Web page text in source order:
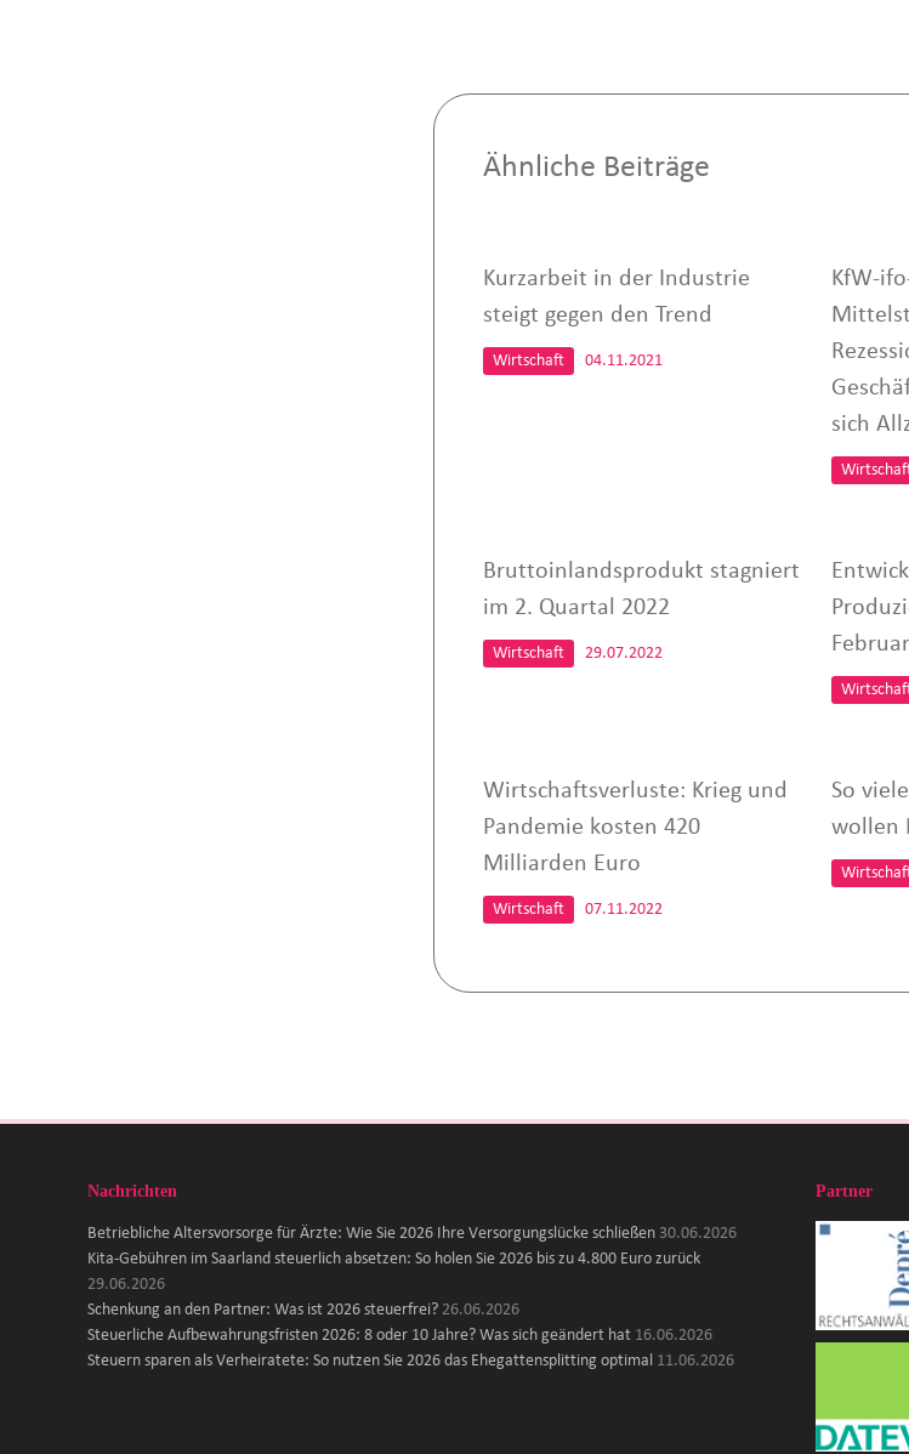
Ähnliche Beiträge
Kurzarbeit in der Industrie
steigt gegen den Trend
Wirtschaft 04.11.2021
KfW-
sich
Bruttoinlandsprodukt stagniert
im 2. Quartal 2022
Wirtschaft 29.07.2022
Wirtschaftsverluste: Krieg und
Pandemie kosten 420
Milliarden Euro
Wirtschaft 07.11.2022
So
wollen
Nachrichten
Betriebliche Altersvorsorge für Ärzte: Wie Sie 2026 Ihre Versorgungslücke schließen 30.06.2026
Kita-Gebühren im Saarland steuerlich absetzen: So holen Sie 2026 bis zu 4.800 Euro zurück
29.06.2026
Schenkung an den Partner: Was ist 2026 steuerfrei? 26.06.2026
Steuerliche Aufbewahrungsfristen 2026: 8 oder 10 Jahre? Was sich geändert hat 16.06.2026
Steuern sparen als Verheiratete: So nutzen Sie 2026 das Ehegattensplitting optimal 11.06.2026
Partner